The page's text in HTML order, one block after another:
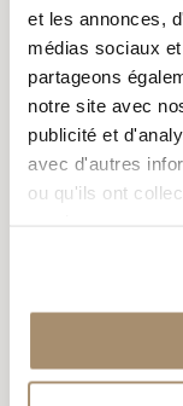
et les annonces,
médias sociaux
partageons
notre site avec
publicité et
avec d'autres
ou qu'ils ont
Depuis 2015, nous
notre expérience et
des solutions
adaptation aux